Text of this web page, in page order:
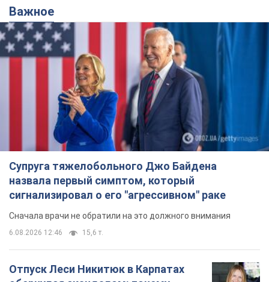
Важное
Супруга тяжелобольного Джо Байдена
назвала первый симптом, который
сигнализировал о его "агрессивном" раке
Сначала врачи не обратили на это должного внимания
6.08.2026 12:46 15,6 т.
Отпуск Леси Никитюк в Карпатах